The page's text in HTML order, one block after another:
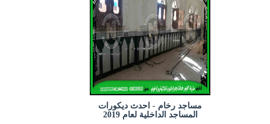
مساجد رخام - احدث ديكورات
المساجد الداخلية لعام 2019